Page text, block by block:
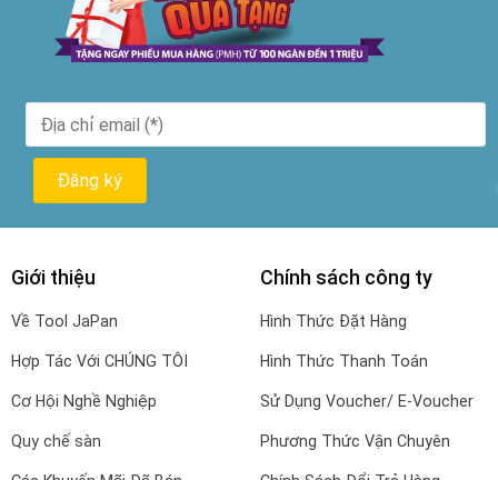
Giới thiệu
Về Tool JaPan
Hợp Tác Với CHÚNG TÔI
Cơ Hội Nghề Nghiệp
Quy chế sàn
Chính sách công ty
Hình Thức Đặt Hàng
Hình Thức Thanh Toán
Sử Dụng Voucher/ E-Voucher
Phương Thức Vận Chuyên